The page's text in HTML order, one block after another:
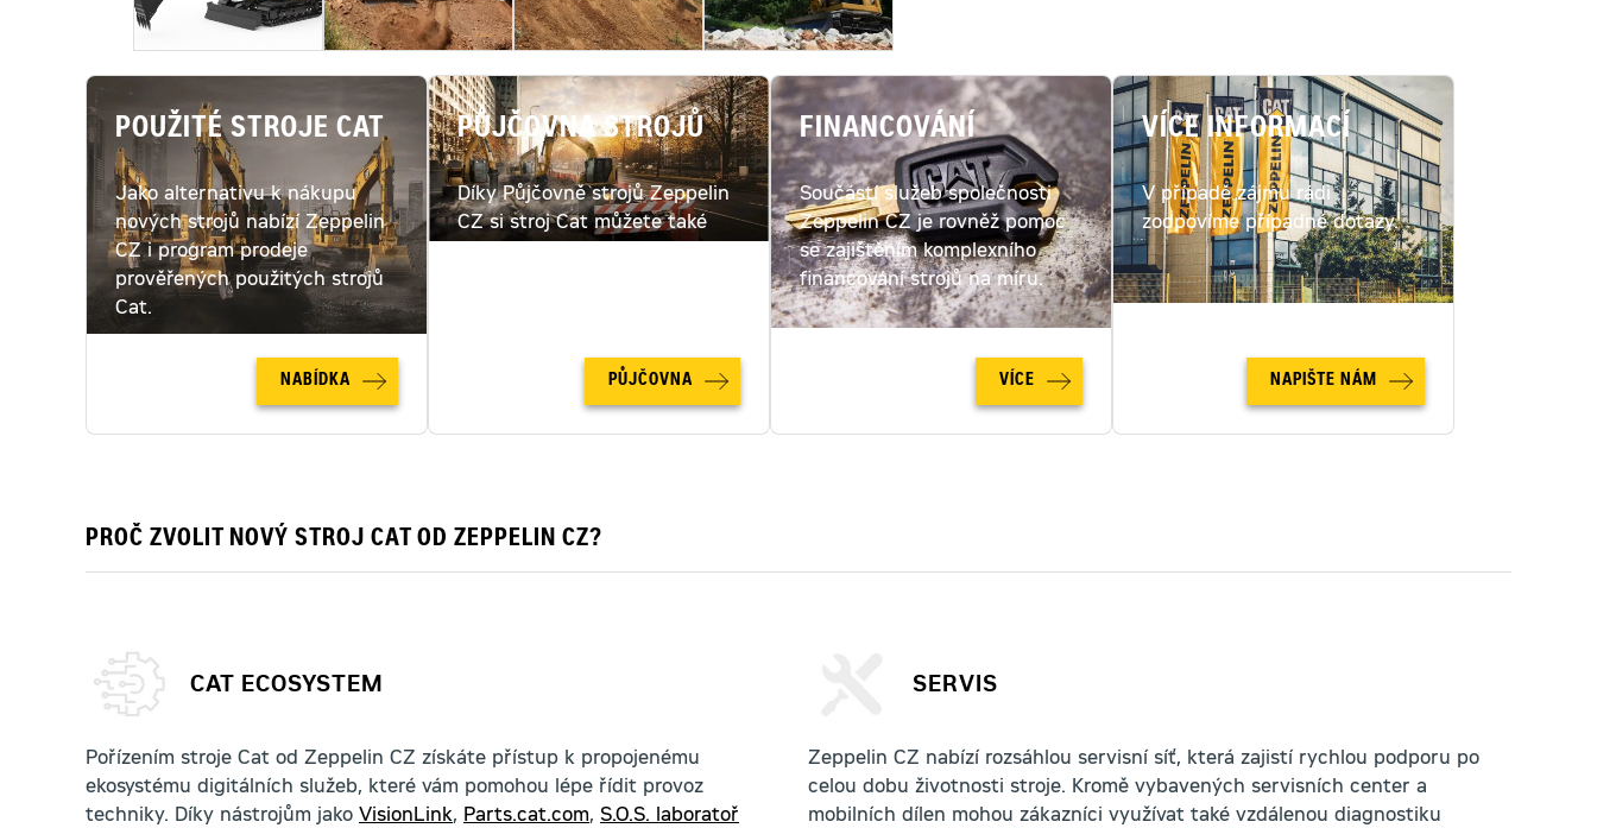
POUŽITÉ STROJE CAT
Jako alternativu k nákupu
nových strojů nabízí Zeppelin
CZ i program prodeje
prověřených použitých strojů
Cat.
NABÍDKA
PŮJČOVNA STROJŮ
Díky Půjčovně strojů Zeppelin
CZ si stroj Cat můžete také
PŮJČOVNA
FINANCOVÁNÍ
Součástí služeb společnosti
Zeppelin CZ je rovněž pomoc
se zajištěním komplexního
financování strojů na míru.
VÍCE
VÍCE INFORMACÍ
V případě zájmu rádi
zodpovíme případné dotazy.
NAPIŠTE NÁM
PROČ ZVOLIT NOVÝ STROJ CAT OD ZEPPELIN CZ?
CAT ECOSYSTEM
Pořízením stroje Cat od Zeppelin CZ získáte přístup k propojenému
ekosystému digitálních služeb, které vám pomohou lépe řídit provoz
techniky. Díky nástrojům jako VisionLink, Parts.cat.com, S.O.S. laboratoř
SERVIS
Zeppelin CZ nabízí rozsáhlou servisní síť, která zajistí rychlou podporu po
celou dobu životnosti stroje. Kromě vybavených servisních center a
mobilních dílen mohou zákazníci využívat také vzdálenou diagnostiku